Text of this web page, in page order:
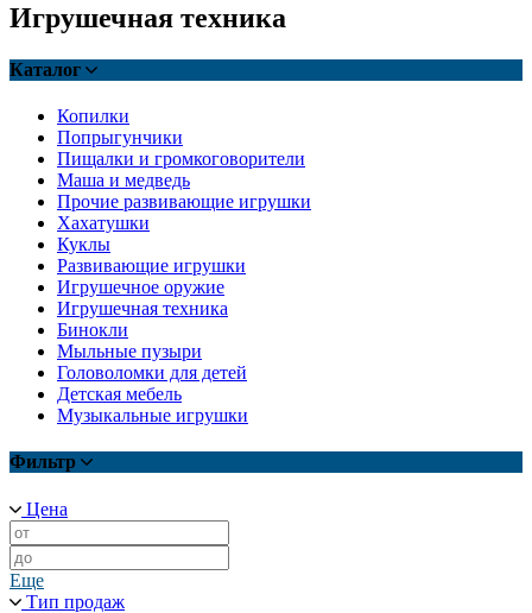
Игрушечная техника
Каталог
Копилки
Попрыгунчики
Пищалки и громкоговорители
Маша и медведь
Прочие развивающие игрушки
Хахатушки
Куклы
Развивающие игрушки
Игрушечное оружие
Игрушечная техника
Бинокли
Мыльные пузыри
Головоломки для детей
Детская мебель
Музыкальные игрушки
Фильтр
Цена
Еще
Тип продаж